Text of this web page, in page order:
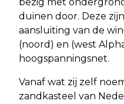
duinen door. Deze
aansluiting van de
(noord) en (west
hoogspanningsnet.
Vanaf wat zij zelf
zandkasteel van